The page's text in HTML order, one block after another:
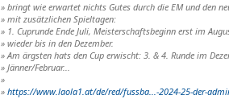
» bringt wie erwartet nichts Gutes durch die EM und den
» mit zusätzlichen Spieltagen:
» 1. Cuprunde Ende Juli, Meisterschaftsbeginn erst im
» wieder bis in den Dezember.
» Am ärgsten hats den Cup erwischt: 3. & 4. Runde im
» Jänner/Februar...
»
» https://www.laola1.at/de/red/fussba...-2024-25-der-